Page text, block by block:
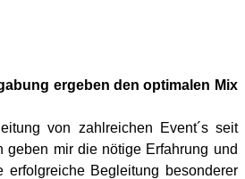
ergeben den optimalen Mix
von zahlreichen Event´s seit
geben mir die nötige Erfahrung und
erfolgreiche Begleitung besonderer